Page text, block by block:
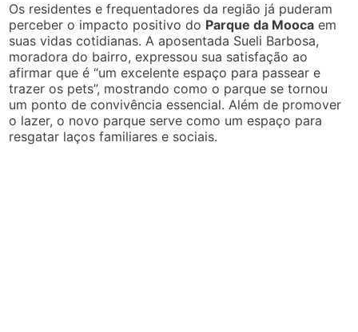
Os residentes e frequentadores da região já puderam
perceber o impacto positivo do Parque da Mooca em
suas vidas cotidianas. A aposentada Sueli Barbosa,
moradora do bairro, expressou sua satisfação ao
afirmar que é “um excelente espaço para passear e
trazer os pets”, mostrando como o parque se tornou
um ponto de convivência essencial. Além de promover
o lazer, o novo parque serve como um espaço para
resgatar laços familiares e sociais.